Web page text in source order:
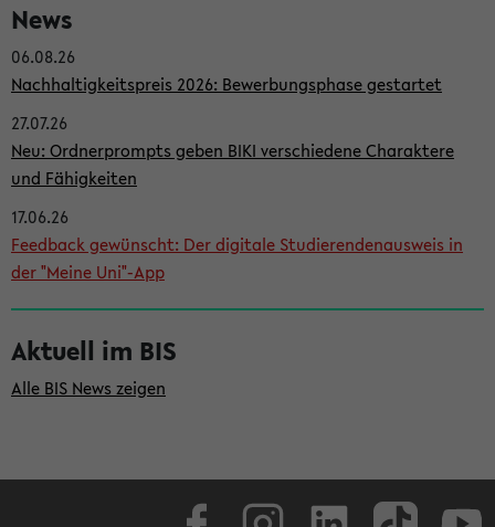
e
i
t
e
n
l
e
i
s
t
e
News
06.08.26
Nachhaltigkeitspreis 2026: Bewerbungsphase gestartet
27.07.26
Neu: Ordnerprompts geben BIKI verschiedene Charaktere
und Fähigkeiten
17.06.26
Feedback gewünscht: Der digitale Studierendenausweis in
der "Meine Uni"-App
Aktuell im BIS
Alle BIS News zeigen